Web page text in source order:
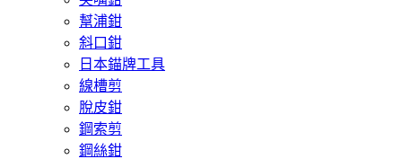
幫浦鉗
斜口鉗
日本錨牌工具
線槽剪
脫皮鉗
鋼索剪
鋼絲鉗